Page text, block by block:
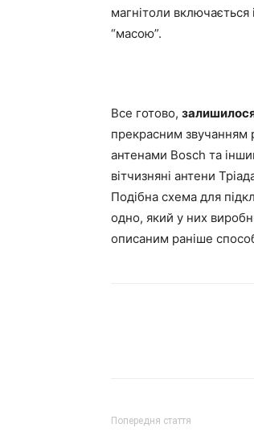
магнітоли
“масою”.
Все готово,
прекрасним звучанням
антенами Bosch та
вітчизняні антени
Подібна схема для
одно, який у них
описаним раніше
Попередня стаття